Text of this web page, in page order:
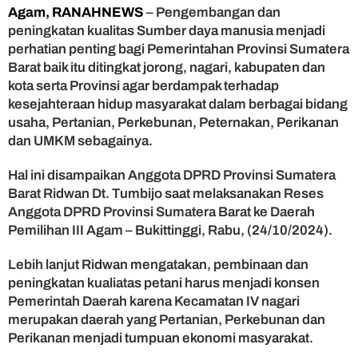
a
D
P
R
D
S
u
m
b
r
R
i
D
a
u
Agam, RANAHNEWS – Pengembangan dan
peningkatan kualitas Sumber daya manusia menjadi
perhatian penting bagi Pemerintahan Provinsi Sumatera
Barat baik itu ditingkat jorong, nagari, kabupaten dan
kota serta Provinsi agar berdampak terhadap
kesejahteraan hidup masyarakat dalam berbagai bidang
usaha, Pertanian, Perkebunan, Peternakan, Perikanan
dan UMKM sebagainya.
Hal ini disampaikan Anggota DPRD Provinsi Sumatera
Barat Ridwan Dt. Tumbijo saat melaksanakan Reses
Anggota DPRD Provinsi Sumatera Barat ke Daerah
Pemilihan III Agam – Bukittinggi, Rabu, (24/10/2024).
Lebih lanjut Ridwan mengatakan, pembinaan dan
peningkatan kualiatas petani harus menjadi konsen
Pemerintah Daerah karena Kecamatan IV nagari
merupakan daerah yang Pertanian, Perkebunan dan
Perikanan menjadi tumpuan ekonomi masyarakat.